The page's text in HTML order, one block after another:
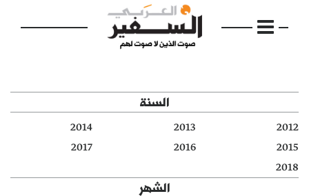
الرئيسية
مواضيع
السنة
2012
2013
2014
2015
2016
2017
2018
الشهر